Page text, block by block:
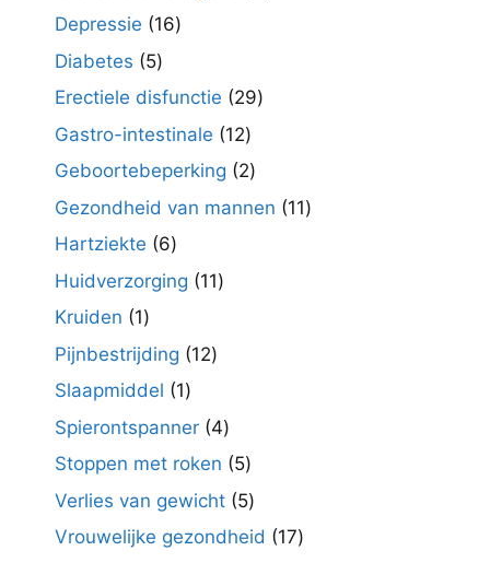
Depressie 1616
Diabetes 55
producten
Erectiele disfunctie 2929
Gastro-intestinale 1212
producten
Geboortebeperking 22
producten
Gezondheid van mannen 1111
Hartziekte 66
producten
Huidverzorging 1111
Kruiden 11
product
Pijnbestrijding 1212
Slaapmiddel 11
product
Spierontspanner 44
producten
Stoppen met roken 55
producten
Verlies van gewicht 55
producten
Vrouwelijke gezondheid 1717